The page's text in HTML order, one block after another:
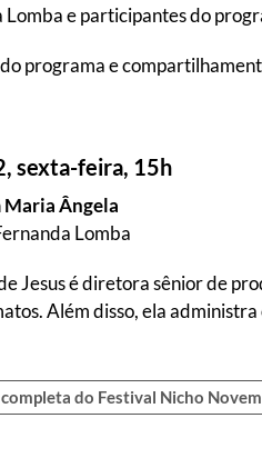
Lomba e participantes do
programa e
sexta-feira, 15h
Maria Ângela
Lomba
Jesus é diretora sênior de
Além disso, ela
do Festival Nicho